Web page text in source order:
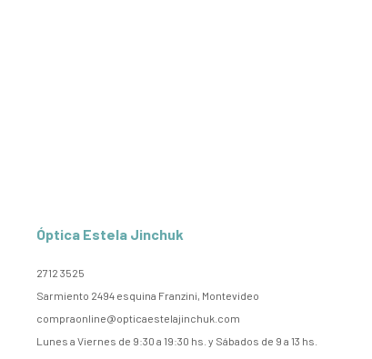
Óptica Estela Jinchuk
2712 3525
Sarmiento 2494 esquina Franzini, Montevideo
compraonline@opticaestelajinchuk.com
Lunes a Viernes de 9:30 a 19:30 hs. y Sábados de 9 a 13 hs.